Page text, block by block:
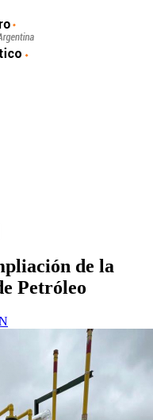
de la
Petróleo